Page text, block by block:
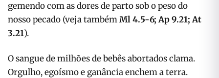
gemendo com as dores de parto sob o peso do
nosso pecado (veja tambémMl 4.5-6; Ap 9.21; At
3.21).
O sangue de milhões de bebês abortados clama.
Orgulho, egoísmo e ganância enchem a terra.